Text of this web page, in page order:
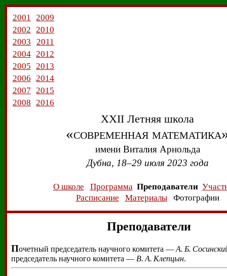
2001
2002
2003
2004
2005
2006
2007
2008
2009
2010
2011
2012
2013
2014
2015
2016
XXII Летняя школа
«современная
имени Виталия Арнольда
Дубна, 18–29 июля 2023 года
О школе Программа Преподаватели
Расписание
Материалы Фотографии
Преподаватели
Почетный председатель научного комитета —А. Б.
председатель научного комитета — В. А. Клепцын.